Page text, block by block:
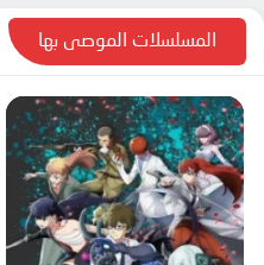
المسلسلات الموصى بها